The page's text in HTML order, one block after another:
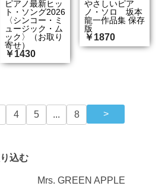
ピアノ最新ヒッ
ト・ソング2026
〈シンコー・ミ
ュージック・ム
ック〉（お取り
寄せ）
￥1430
やさしいピア
ノ・ソロ 坂本
龍一作品集 保存
版
￥1870
4 5 ... 8
込む
Mrs. GREEN APPLE